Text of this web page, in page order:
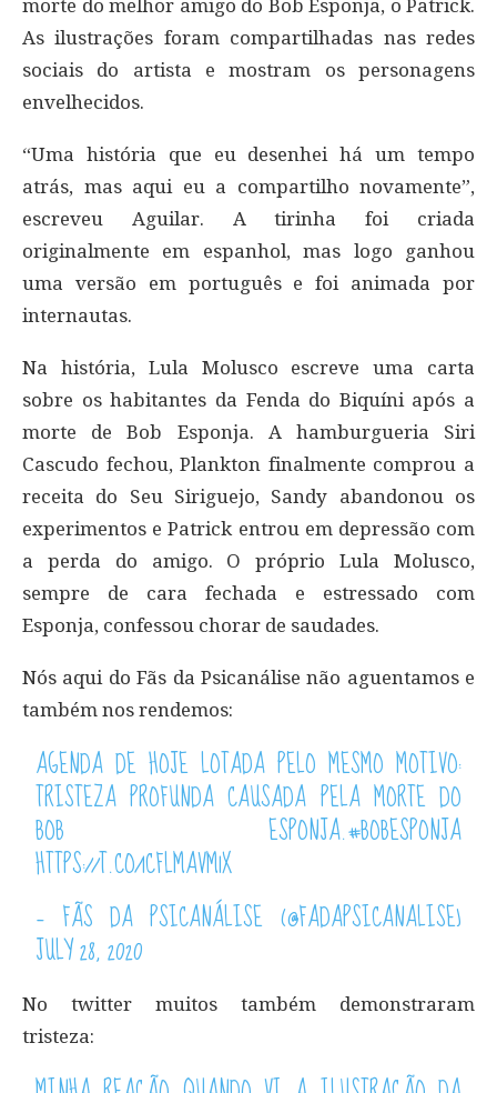
morte do melhor amigo do Bob Esponja, o Patrick.
As ilustrações foram compartilhadas nas redes
sociais do artista e mostram os personagens
envelhecidos.
“Uma história que eu desenhei há um tempo
atrás, mas aqui eu a compartilho novamente”,
escreveu Aguilar. A tirinha foi criada
originalmente em espanhol, mas logo ganhou
uma versão em português e foi animada por
internautas.
Na história, Lula Molusco escreve uma carta
sobre os habitantes da Fenda do Biquíni após a
morte de Bob Esponja. A hamburgueria Siri
Cascudo fechou, Plankton finalmente comprou a
receita do Seu Siriguejo, Sandy abandonou os
experimentos e Patrick entrou em depressão com
a perda do amigo. O próprio Lula Molusco,
sempre de cara fechada e estressado com
Esponja, confessou chorar de saudades.
Nós aqui do Fãs da Psicanálise não aguentamos e
também nos rendemos:
AGENDA DE HOJE LOTADA PELO MESMO MOTIVO:
TRISTEZA PROFUNDA CAUSADA PELA MORTE DO
BOB ESPONJA.#BOBESPONJA
HTTPS://T.CO/1CFLMAVM1X
— FÃS DA PSICANÁLISE (@FADAPSICANALISE)
JULY 28, 2020
No twitter muitos também demonstraram
tristeza: